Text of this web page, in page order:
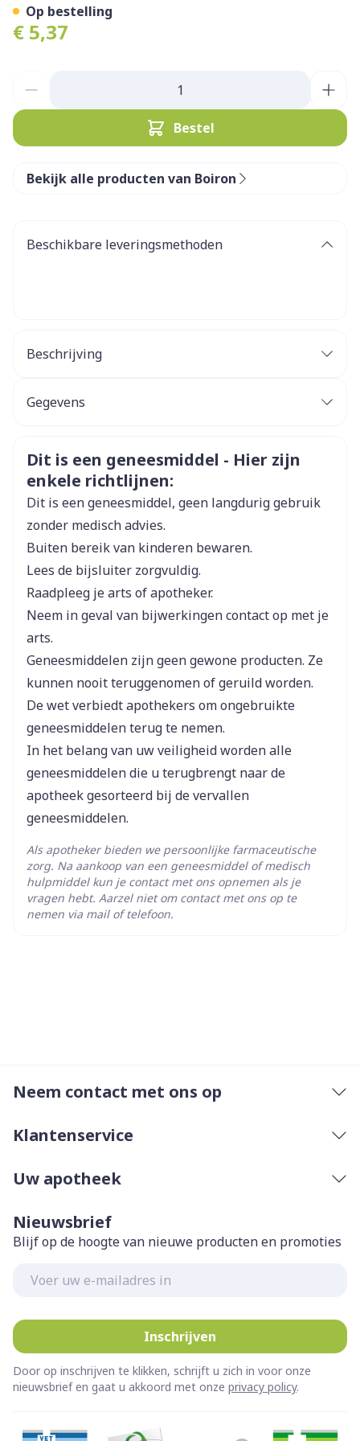
€ 5,37
Bestel
Op bestelling
Bekijk alle producten van Boiron
Beschikbare leveringsmethoden
Beschrijving
Gegevens
Organisaties Boiron
Merken Boiron
Breedte 17 mm
Lengte 66 mm
Diepte 15 mm
Hoeveelheid
Verpakking
4
Behoud
Kamertemperatuur (15°C -
25°C)
Veiligheidsinformatie
Dit is een geneesmiddel - Hier zijn
enkele richtlijnen:
Dit is een geneesmiddel, geen langdurig gebruik
zonder medisch advies.
Buiten bereik van kinderen bewaren.
Lees de bijsluiter zorgvuldig.
Raadpleeg je arts of apotheker.
Neem in geval van bijwerkingen contact op met je
arts.
Geneesmiddelen zijn geen gewone producten. Ze
kunnen nooit teruggenomen of geruild worden.
De wet verbiedt apothekers om ongebruikte
geneesmiddelen terug te nemen.
In het belang van uw veiligheid worden alle
geneesmiddelen die u terugbrengt naar de
apotheek gesorteerd bij de vervallen
geneesmiddelen.
Als apotheker bieden we persoonlijke farmaceutische
zorg. Na aankoop van een geneesmiddel of medisch
hulpmiddel kun je contact met ons opnemen als je
vragen hebt. Aarzel niet om contact met ons op te
nemen via mail of telefoon.
Neem contact met ons op
Klantenservice
Uw apotheek
Nieuwsbrief
Blijf op de hoogte van nieuwe producten en promoties
Inschrijven
Door op inschrijven te klikken, schrijft u zich in voor onze
nieuwsbrief en gaat u akkoord met onze privacy policy.